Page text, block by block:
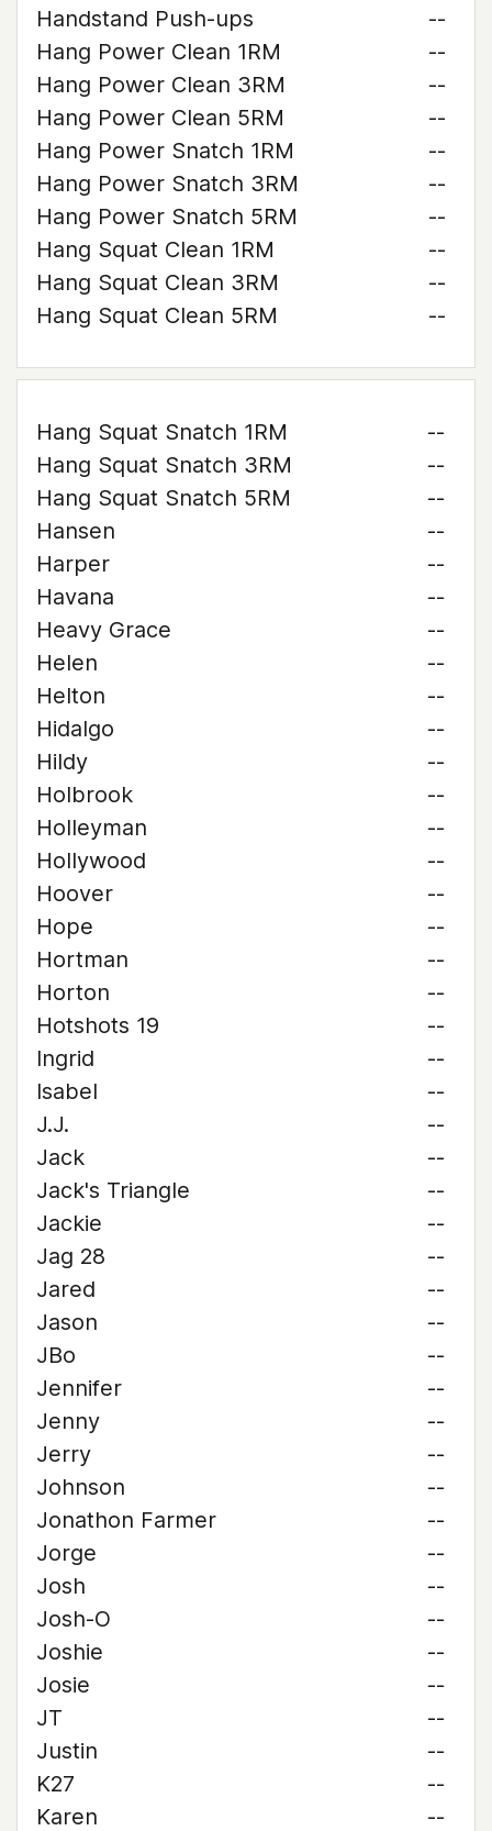
Handstand Push-ups
--
Hang Power Clean 1RM
--
Hang Power Clean 3RM
--
Hang Power Clean 5RM
--
Hang Power Snatch 1RM
--
Hang Power Snatch 3RM
--
Hang Power Snatch 5RM
--
Hang Squat Clean 1RM
--
Hang Squat Clean 3RM
--
Hang Squat Clean 5RM
--
Hang Squat Snatch 1RM
--
Hang Squat Snatch 3RM
--
Hang Squat Snatch 5RM
--
Hansen
--
Harper
--
Havana
--
Heavy Grace
--
Helen
--
Helton
--
Hidalgo
--
Hildy
--
Holbrook
--
Holleyman
--
Hollywood
--
Hoover
--
Hope
--
Hortman
--
Horton
--
Hotshots 19
--
Ingrid
--
Isabel
--
J.J.
--
Jack
--
Jack's Triangle
--
Jackie
--
Jag 28
--
Jared
--
Jason
--
JBo
--
Jennifer
--
Jenny
--
Jerry
--
Johnson
--
Jonathon Farmer
--
Jorge
--
Josh
--
Josh-O
--
Joshie
--
Josie
--
JT
--
Justin
--
K27
--
Karen
--